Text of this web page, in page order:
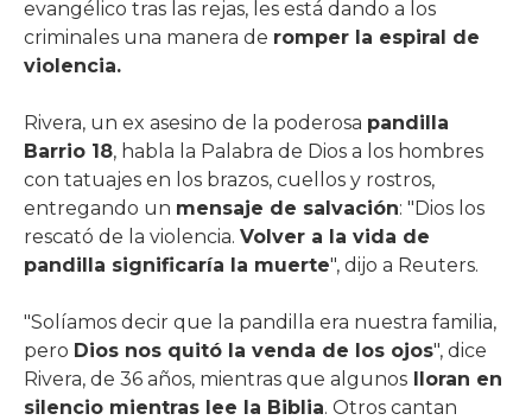
evangélico tras las rejas, les está dando a los
criminales una manera de romper la espiral de
violencia.
Rivera, un ex asesino de la poderosa pandilla
Barrio 18, habla la Palabra de Dios a los hombres
con tatuajes en los brazos, cuellos y rostros,
entregando un mensaje de salvación: "Dios los
rescató de la violencia. Volver a la vida de
pandilla significaría la muerte", dijo a Reuters.
"Solíamos decir que la pandilla era nuestra familia,
pero Dios nos quitó la venda de los ojos", dice
Rivera, de 36 años, mientras que algunos lloran en
silencio mientras lee la Biblia. Otros cantan